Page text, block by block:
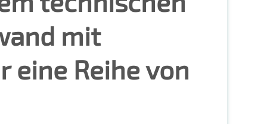
mit
Reihe von